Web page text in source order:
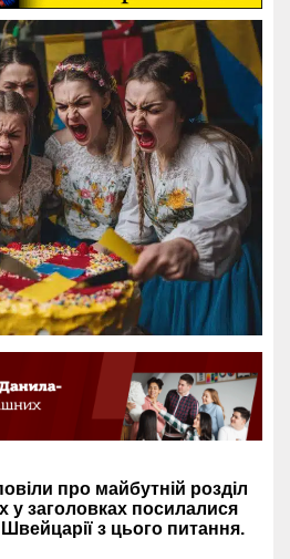
про майбутній розділ
у заголовках посилалися
з цього питання.